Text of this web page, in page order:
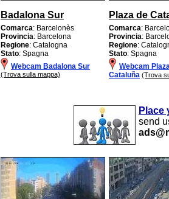
Badalona Sur
Comarca: Barcelonès
Provincia: Barcelona
Regione: Catalogna
Stato: Spagna
Webcam Badalona Sur
(Trova sulla mappa)
Plaza de
Comarca:
Provincia:
Regione:
Stato: Spagna
Webcam
Cataluña (Trova
Place
send